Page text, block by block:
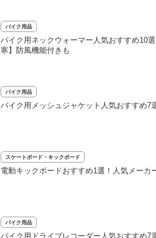
バイク用品
バイク用ネックウォーマー人気おすすめ10
寒】防風機能付きも
バイク用品
バイク用メッシュジャケット人気おすすめ7
スケートボード・キックボード
電動キックボードおすすめ1選！人気メーカ
バイク用品
バイク用ドライブレコーダー人気おすすめ7